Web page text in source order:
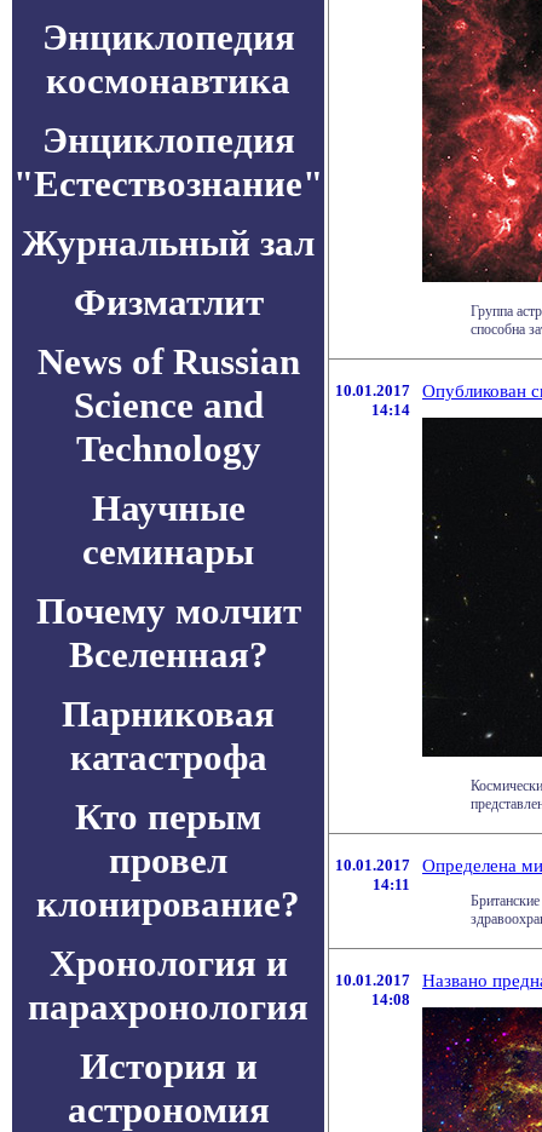
Энциклопедия
космонавтика
Энциклопедия
"Естествознание"
Журнальный зал
Физматлит
News of Russian
Science and
Technology
Научные
семинары
Почему молчит
Вселенная?
Парниковая
катастрофа
Кто перым
провел
клонирование?
Хронология и
парахронология
История и
астрономия
Группа
способна
10.01.2017
14:14
Опубликован
10.01.2017
14:11
Определена
10.01.2017
14:08
Названо